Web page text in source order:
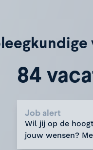
Job alert
Wil jij op de
jouw wensen?
84